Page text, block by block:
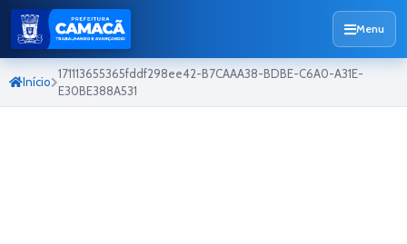
Menu
Início
171113655365fddf298ee42-B7CAAA38-BDBE-C6A0-A31E-
E30BE388A531